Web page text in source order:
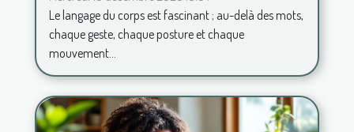
Le langage du corps est fascinant ; au-delà des mots,
chaque geste, chaque posture et chaque
mouvement...